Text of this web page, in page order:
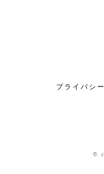
プライバシ
©